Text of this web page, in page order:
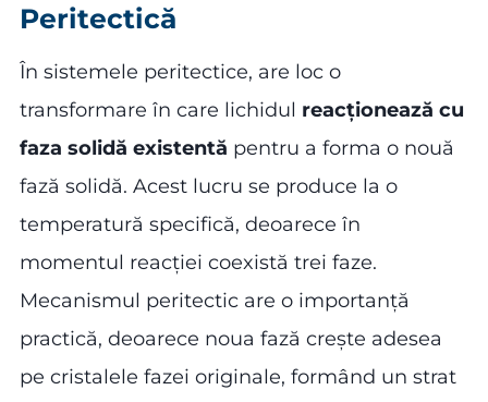
Peritectică
În sistemele peritectice, are loc o
transformare în care lichidul reacționează cu
faza solidă existentă pentru a forma o nouă
fază solidă. Acest lucru se produce la o
temperatură specifică, deoarece în
momentul reacției coexistă trei faze.
Mecanismul peritectic are o importanță
practică, deoarece noua fază crește adesea
pe cristalele fazei originale, formând un strat